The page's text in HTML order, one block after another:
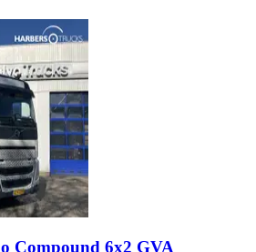
Compound 6x2 GVA